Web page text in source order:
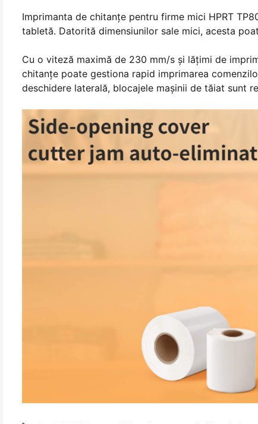
Imprimanta de chitanțe pentru firme mici HPRT
tabletă. Datorită dimensiunilor sale mici, acesta
Cu o viteză maximă de 230 mm/s şi lăţimi de
chitanţe poate gestiona rapid imprimarea
deschidere laterală, blocajele mașinii de tăiat sunt